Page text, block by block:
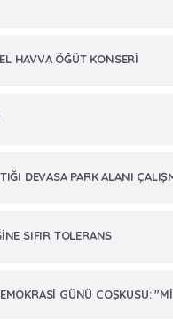
HAVVA ÖĞÜT KONSERİ
DEVASA PARK ALANI
SIFIR TOLERANS
GÜNÜ COŞKUSU: